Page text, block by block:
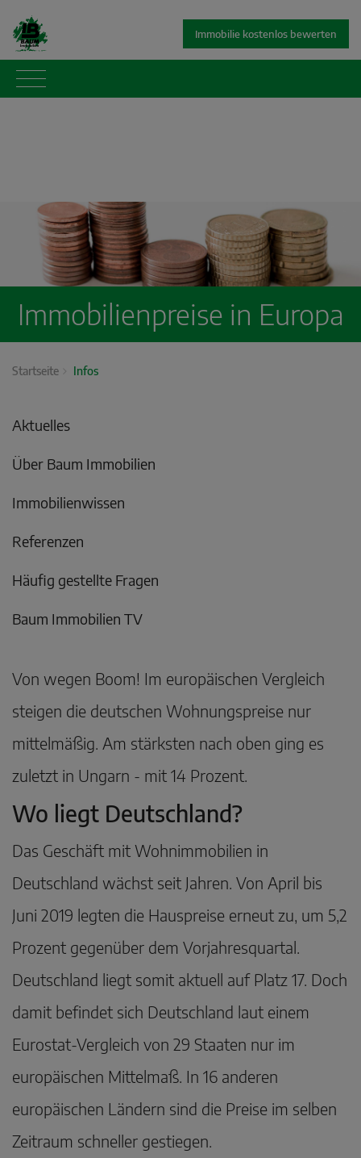
Immobilie kostenlos bewerten
Immobilienpreise in Europa
Startseite Infos
Aktuelles
Über Baum Immobilien
Immobilienwissen
Referenzen
Häufig gestellte Fragen
Baum Immobilien TV
Von wegen Boom! Im europäischen Vergleich
steigen die deutschen Wohnungspreise nur
mittelmäßig. Am stärksten nach oben ging es
zuletzt in Ungarn - mit 14 Prozent.
Wo liegt Deutschland?
Das Geschäft mit Wohnimmobilien in
Deutschland wächst seit Jahren. Von April bis
Juni 2019 legten die Hauspreise erneut zu, um 5,2
Prozent gegenüber dem Vorjahresquartal.
Deutschland liegt somit aktuell auf Platz 17. Doch
damit befindet sich Deutschland laut einem
Eurostat-Vergleich von 29 Staaten nur im
europäischen Mittelmaß. In 16 anderen
europäischen Ländern sind die Preise im selben
Zeitraum schneller gestiegen.